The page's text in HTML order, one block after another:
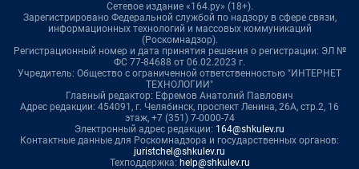
Сетевое издание «164.ру» (18+).
Зарегистрировано Федеральной службой по надзору в сфере связи,
информационных технологий и массовых коммуникаций
(Роскомнадзор).
Регистрационный номер и дата принятия решения о регистрации: ЭЛ №
ФС 77-84688 от 06.02.2023 г.
Учредитель: Общество с ограниченной ответственностью "ИНТЕРНЕТ
ТЕХНОЛОГИИ"
Главный редактор: Ефремов Анатолий Павлович
Адрес редакции: 454091, г. Челябинск, проспект Ленина, 26А, стр.2, 16
этаж, +7 (351) 7-0000-74
Электронный адрес редакции: 164@shkulev.ru
Контактные данные для Роскомнадзора и государственных органов:
juristchel@shkulev.ru
Техподдержка: help@shkulev.ru